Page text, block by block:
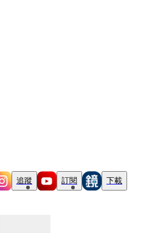
追蹤 訂閱 下載